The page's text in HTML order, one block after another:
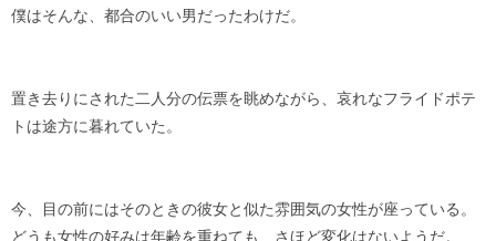
僕はそんな、都合のいい男だったわけだ。
置き去りにされた二人分の伝票を眺めながら、哀れなフライドポテ
トは途方に暮れていた。
今、目の前にはそのときの彼女と似た雰囲気の女性が座っている。
どうも女性の好みは年齢を重ねても、さほど変化はないようだ。